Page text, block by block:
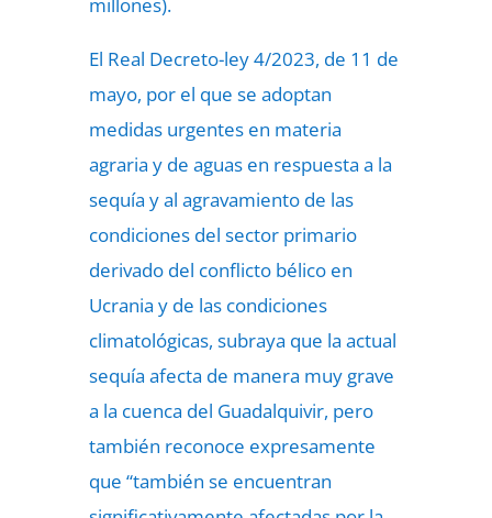
El Real Decreto-ley 4/2023, de 11 de
mayo, por el que se adoptan
medidas urgentes en materia
agraria y de aguas en respuesta a la
sequía y al agravamiento de las
condiciones del sector primario
derivado del conflicto bélico en
Ucrania y de las condiciones
climatológicas, subraya que la actual
sequía afecta de manera muy grave
a la cuenca del Guadalquivir, pero
también reconoce expresamente
que “también se encuentran